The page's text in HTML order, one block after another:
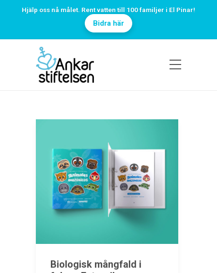
Hjälp oss nå målet. Rent vatten till 100 familjer i El Pinar!
Bidra här
Biologisk mångfald i